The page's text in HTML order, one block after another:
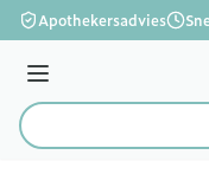
Ga naar de inhoud
Apothekersadvies
Menu
Product, merk,